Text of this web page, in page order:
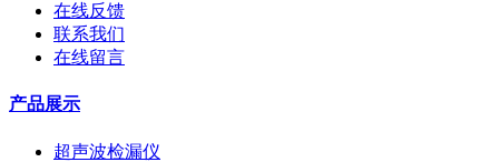
在线反馈
联系我们
在线留言
产品展示
超声波检漏仪